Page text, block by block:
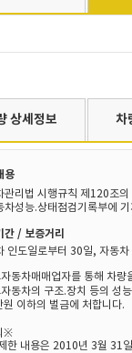
상세정보 차
용
관리법 시행규칙 제120조
차성능.상태점검기록부에
간 / 보증거리
인도일로부터 30일, 자동
동차매매업자를 통해 차량
동차의 구조.장치 등의 성
이하의 벌금에 처합니다.
※
한 내용은 2010년 3월 31